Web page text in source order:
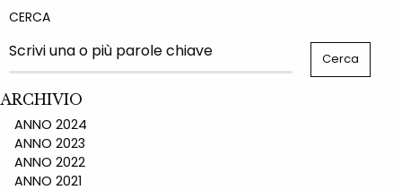
CERCA
ARCHIVIO
ANNO 2024
ANNO 2023
ANNO 2022
ANNO 2021